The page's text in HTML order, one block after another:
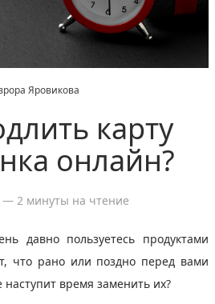
Яровикова
карту
онлайн?
— 2 минуты на чтение
давно пользуетесь продуктами
что рано или поздно перед вами
наступит время заменить их?